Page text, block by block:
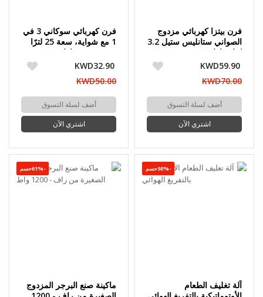
فرن بيتزا كهربائي مزدوج
الصواني ستانليس ستيل 3.2
سم
KWD59.90
KWD70.00
أضف لسلة التسوق
اشتري الآن
فرن كهربائي سوكاني 3 في
1 مع شواية، سعة 25 لترًا
KWD32.90
KWD50.00
أضف لسلة التسوق
اشتري الآن
-50%حسم
آلة تغليف الطعام
-61%حسم
ماكينة صنع البرجر المزدوج